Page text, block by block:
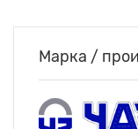
Марка /